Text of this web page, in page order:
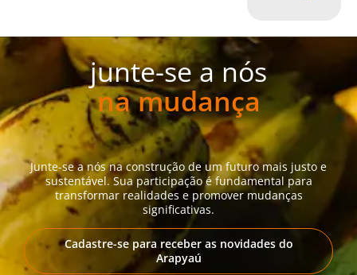
junte-se a nós
na mudança
Junte-se a nós na construção de um futuro mais justo e
sustentável. Sua participação é fundamental para
transformar realidades e promover mudanças
significativas.
Cadastre-se para receber as novidades do
Arapyaú